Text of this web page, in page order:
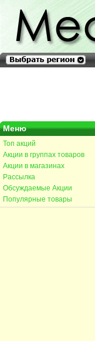
Меню
Топ акций
Акции в группах товаров
Акции в магазинах
Рассылка
Обсуждаемые Акции
Популярные товары